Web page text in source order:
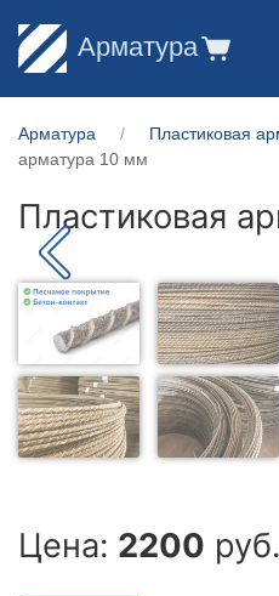
Арматура
Арматура Пластиковая
арматура 10 мм
Пластиковая
Цена: 2200